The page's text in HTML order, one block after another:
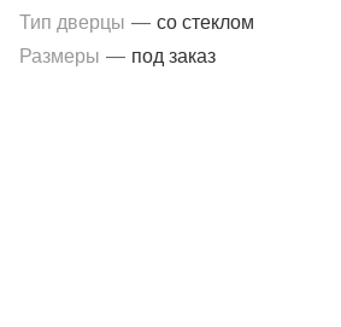
современных каминных систем.
Тип дверцы — со стеклом
Размеры — под заказ